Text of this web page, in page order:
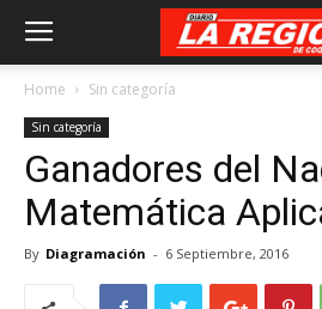
Home Sin categoría
Sin categoría
Ganadores del
Matemática
By Diagramación - 6 Septiembre, 2016